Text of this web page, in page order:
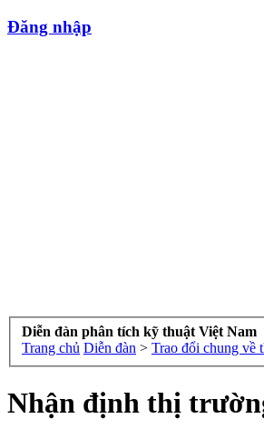
Đăng nhập
Diễn đàn phân tích kỹ thuật Việt Nam
Trang chủ Diễn đàn > Trao đổi chung về
Nhận định thị